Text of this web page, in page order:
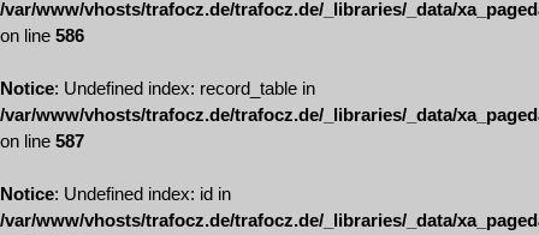
/var/www/vhosts/trafocz.de/trafocz.de/_libraries/_data/
on line 586
Notice: Undefined index: record_table in
/var/www/vhosts/trafocz.de/trafocz.de/_libraries/_data/
on line 587
Notice: Undefined index: id in
/var/www/vhosts/trafocz.de/trafocz.de/_libraries/_data/